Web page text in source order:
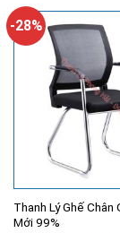
-28%
Thanh Lý Ghế Chân
Mới 99%